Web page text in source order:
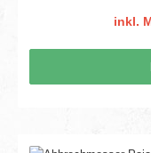
inkl.